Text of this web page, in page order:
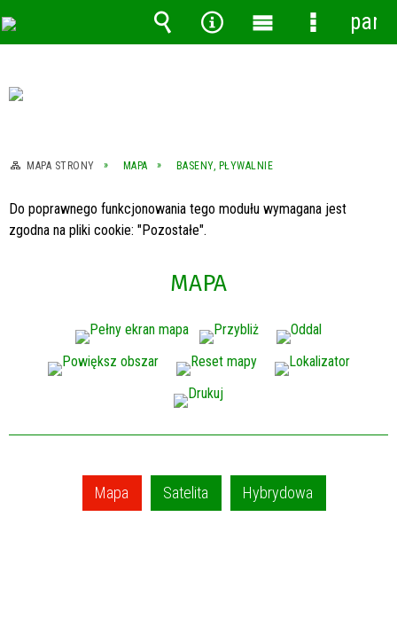
MAPA STRONY MAPA BASENY, PŁYWALNIE
Do poprawnego funkcjonowania tego modułu wymagana jest
zgodna na pliki cookie: "Pozostałe".
MAPA
Mapa Satelita Hybrydowa
Wyszukiwarka
Narzędzia
MenuMenu